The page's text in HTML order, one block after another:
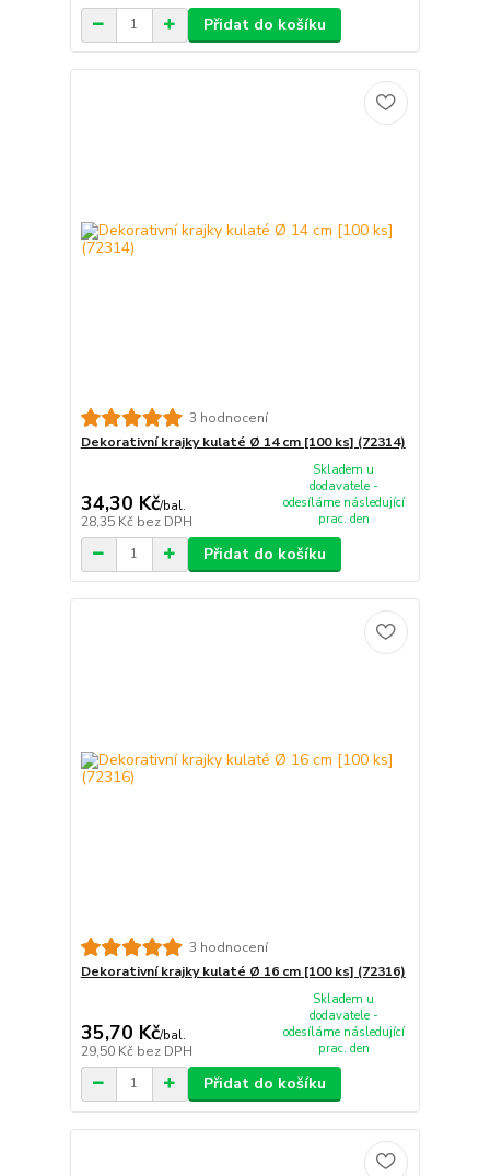
Přidat do košíku
3 hodnocení
Dekorativní krajky kulaté Ø 14 cm [100 ks] (72314)
34,30 Kč/bal.
28,35 Kč bez DPH
Skladem u
dodavatele -
odesíláme následující
prac. den
Přidat do košíku
3 hodnocení
Dekorativní krajky kulaté Ø 16 cm [100 ks] (72316)
35,70 Kč/bal.
29,50 Kč bez DPH
Skladem u
dodavatele -
odesíláme následující
prac. den
Přidat do košíku